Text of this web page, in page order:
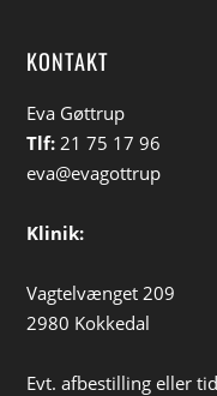
KONTAKT
Eva Gøttrup
Tlf: 21 75 17 96
eva@evagottrup
Klinik:
Vagtelvænget 209
2980 Kokkedal
Evt. afbestilling eller